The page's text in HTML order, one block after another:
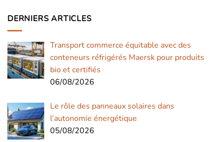
DERNIERS ARTICLES
Transport commerce équitable avec des
conteneurs réfrigérés Maersk pour produits
bio et certifiés
06/08/2026
Le rôle des panneaux solaires dans
l’autonomie énergétique
05/08/2026